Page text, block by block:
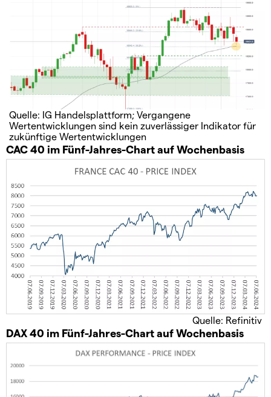
Quelle: IG Handelsplattform; Vergangene
Wertentwicklungen sind kein zuverlässiger Indikator für
zukünftige Wertentwicklungen
CAC 40 im Fünf-Jahres-Chart auf Wochenbasis
Quelle: Refinitiv
DAX 40 im Fünf-Jahres-Chart auf Wochenbasis